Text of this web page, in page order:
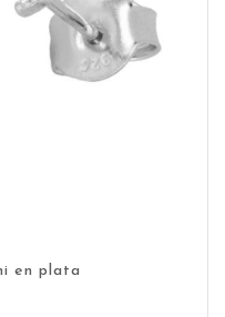
en plata